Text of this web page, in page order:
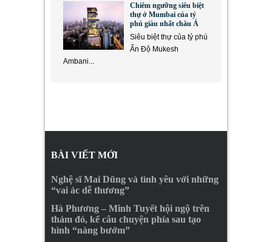
Chiêm ngưỡng siêu biệt
thự ở Mumbai của tỷ
phú giàu nhất châu Á
Siêu biệt thự của tỷ phú
Ấn Độ Mukesh
Ambani...
BÀI VIẾT MỚI
Nghệ sĩ Mai Dũng và tình yêu với những
“vai ác dễ thương”
Hà Phương – Minh Tuyết hội ngộ trên
thảm đỏ, kể câu chuyện phía sau tạo
hình “nàng bướm”